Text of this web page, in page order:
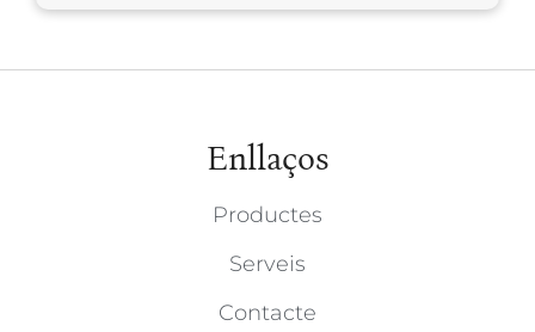
Enllaços
Productes
Serveis
Contacte